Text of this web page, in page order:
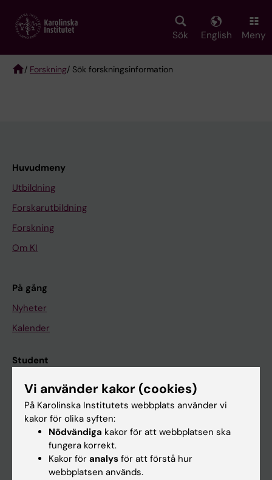
main
Sök English Meny
/ Forskning/ Sök forskningsinformation
Huvudmeny
Utbildning
Forskarutbildning
Forskning
Om KI
På gång
Nyheter
Kalender
Student
Ladok
Canvas
Schema
Studentmejlen
Kurs- och programwebbar
Vi använder kakor (cookies)
På Karolinska Institutets webbplats använder vi
kakor för olika syften:
Nödvändiga kakor för att webbplatsen ska
fungera korrekt.
Kakor för analys för att förstå hur
webbplatsen används.